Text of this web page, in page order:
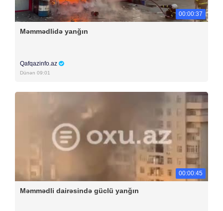
00:00:37
Məmmədlidə yanğın
Qafqazinfo.az
Dünən 09:01
00:00:45
Məmmədli dairəsində güclü yanğın